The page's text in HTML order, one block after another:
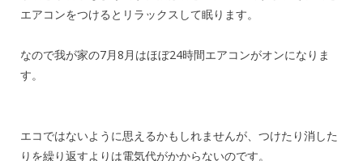
エアコンをつけるとリラックスして眠ります。
なので我が家の7月8月はほぼ24時間エアコンがオンになりま
す。
エコではないように思えるかもしれませんが、つけたり消した
りを繰り返すよりは電気代がかからないのです。